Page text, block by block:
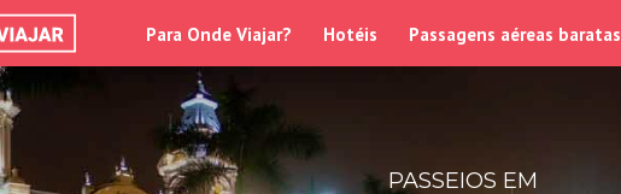
Para Onde Viajar? Hotéis Passagens aéreas baratas
PASSEIOS EM